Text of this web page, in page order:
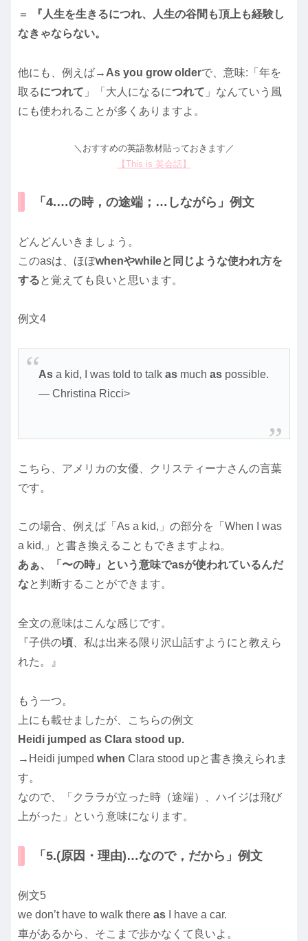
＝
『人生を生きるにつれ、人生の谷間も頂上も経験し
なきゃならない。
他にも、例えば→ As you grow olderで、意味:「年を
取るにつれて 」「大人になるにつれて 」なんていう風
にも使われることが多くありますよ。
＼おすすめの英語教材貼っておきます／
【This is 英会話】
「4.…の時，の途端；…しながら」例文
どんどんいきましょう。
このasは、ほぼwhenやwhileと同じような使われ方を
すると覚えても良いと思います。
例文4
Asa kid, I was told to talk asmuch aspossible.
― Christina Ricci>
こちら、アメリカの女優、クリスティーナさんの言葉
です。
この場合、例えば「As a kid,」の部分を「When I was
a kid,」と書き換えることもできますよね。
あぁ、「〜の時」という意味でasが使われているんだ
なと判断することができます。
全文の意味はこんな感じです。
『子供の頃 、私は出来る限り沢山話すようにと教えら
れた。』
もう一つ。
上にも載せましたが、こちらの例文
Heidi jumped as Clara stood up.
→Heidi jumped when Clara stood upと書き換えられま
す。
なので、「クララが立った時（途端）、ハイジは飛び
上がった」という意味になります。
「5.(原因・理由)…なので，だから」例文
例文5
we don’t have to walk there as I have a car.
車があるから、そこまで歩かなくて良いよ。